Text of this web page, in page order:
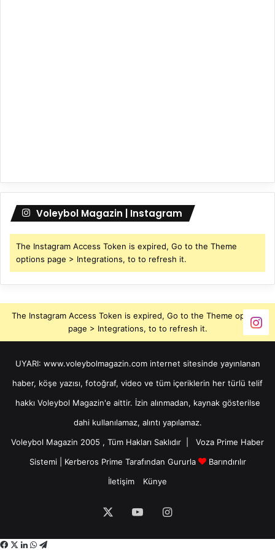
Voleybol Magazin | Instagram
The Instagram Access Token is expired, Go to the Theme
options page > Integrations, to to refresh it.
The Instagram Access Token is expired, Go to the Theme options
page > Integrations, to to refresh it.
UYARI: www.voleybolmagazin.com internet sitesinde yayınlanan
haber, köşe yazısı, fotoğraf, video ve tüm içeriklerin her türlü telif
hakkı Voleybol Magazin'e aittir. İzin alınmadan, kaynak gösterilse
dahi kullanılamaz, alıntı yapılamaz.
Voleybol Magazin 2005 , Tüm Hakları Saklıdır | Voza Prime Haber
Sistemi| Kerberos Prime Tarafından Gururla
Barındırılır
İletişim
Künye
YouTubeInstagram
Facebook
X LinkedIn
WhatsApp